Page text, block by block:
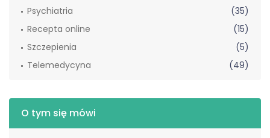
Psychiatria
(35)
Recepta online
(15)
Szczepienia
(5)
Telemedycyna
(49)
O tym się mówi